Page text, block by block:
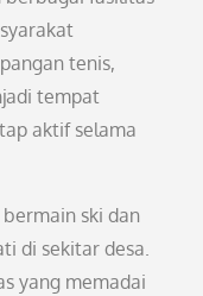
tenis,
tempat
aktif selama
ski dan
di sekitar desa.
yang memadai